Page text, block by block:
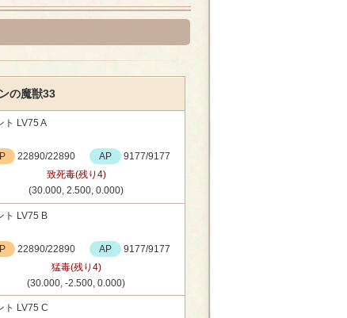
の魔獣33
ト LV75 A
22890/22890 AP
9177/9177
致死毒(残り4)
(30.000, 2.500, 0.000)
ト LV75 B
22890/22890 AP
9177/9177
猛毒(残り4)
(30.000, -2.500, 0.000)
ト LV75 C